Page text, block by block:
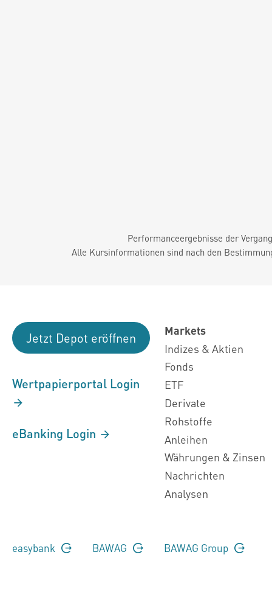
Performanceergebnisse der
Alle Kursinformationen sind nach den
Jetzt Depot eröffnen
Wertpapierportal Login
eBanking Login
Markets
Indizes & Aktien
Fonds
ETF
Derivate
Rohstoffe
Anleihen
Währungen & Zinsen
Nachrichten
Analysen
easybank BAWAG BAWAG Group